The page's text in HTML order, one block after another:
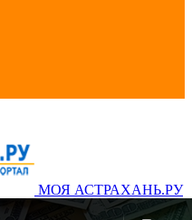
МОЯ АСТРАХАНЬ.РУ